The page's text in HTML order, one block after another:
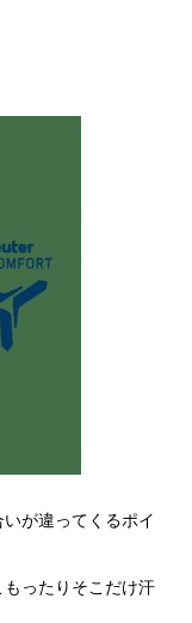
が違ってくるポイ
ったりそこだけ汗